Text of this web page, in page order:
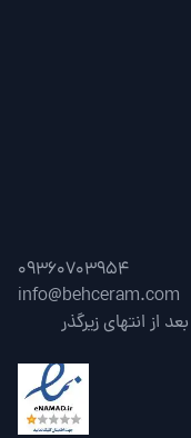
09360703954
info@behceram.com
جاده شیراز سپیدان، 500 متر بعد از انتهای زیرگذر